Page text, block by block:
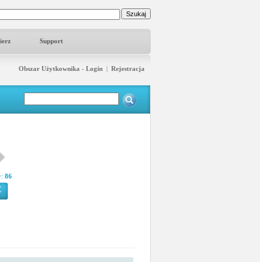
Support
Obszar Użytkownika - Login | Rejestracja
86